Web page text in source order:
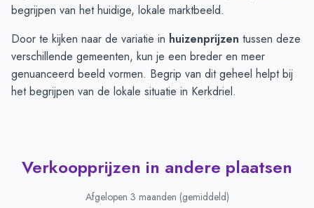
begrijpen van het huidige, lokale marktbeeld.
Door te kijken naar de variatie in huizenprijzen tussen deze
verschillende gemeenten, kun je een breder en meer
genuanceerd beeld vormen. Begrip van dit geheel helpt bij
het begrijpen van de lokale situatie in Kerkdriel.
Verkoopprijzen in andere plaatsen
Afgelopen 3 maanden (gemiddeld)